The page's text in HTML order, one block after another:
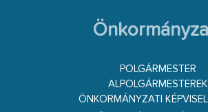
POLGÁRMESTER
ALPOLGÁRMESTEREK
ÖNKORMÁNYZATI